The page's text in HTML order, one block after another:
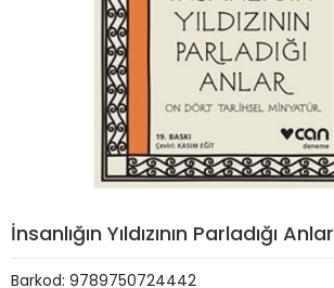
İnsanlığın Yıldızının Parladığı Anlar
Barkod: 9789750724442